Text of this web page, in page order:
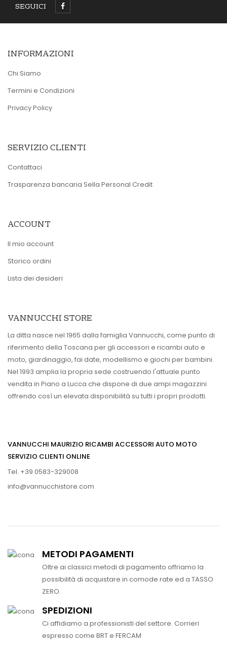
SEGUICI
INFORMAZIONI
Chi Siamo
Termini e Condizioni
Privacy Policy
SERVIZIO CLIENTI
Contattaci
Trasparenza bancaria Sella Personal Credit
ACCOUNT
Il mio account
Storico ordini
Lista dei desideri
VANNUCCHI STORE
La ditta nasce nel 1965 dalla famiglia Vannucchi, come punto di
riferimento della Toscana per gli accessori e ricambi auto e
moto, giardinaggio, fai date, modellismo e giochi per bambini.
Nel 1993 amplia la propria sede costruendo l'attuale punto
vendita in Piano a Lucca che dispone di due ampi magazzini
offrendo così un elevata disponibilità su tutti i propri prodotti.
VANNUCCHI MAURIZIO RICAMBI ACCESSORI AUTO MOTO
SERVIZIO CLIENTI ONLINE
Tel. +39 0583-329008
info@vannucchistore.com
METODI PAGAMENTI
Oltre ai classici metodi di pagamento offriamo la
possibilità di acquistare in comode rate ed a TASSO
ZERO.
SPEDIZIONI
Ci affidiamo a professionisti del settore. Corrieri
espresso come BRT e FERCAM